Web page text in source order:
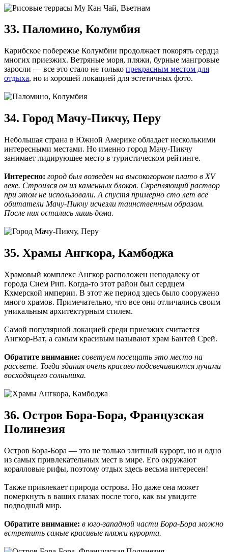
33. Паломино, Колумбия
Карибское побережье Колумбии продолжает покорять сердца
многих приезжих. Ветряные моря, пляжи, бурные мангровые
заросли — все это стало не только прекрасным местом для
отдыха, но и хорошей локацией для эстетичных фото.
34. Город Мачу-Пикчу, Перу
Небольшая страна в Южной Америке обладает несколькими
интересными местами. Но именно город Мачу-Пикчу
занимает лидирующее место в туристическом рейтинге.
Интересно: город был возведен на высокогорном плато в XV
веке. Строился он из каменных блоков. Скрепляющий раствор
при этом не использовали. А спустя примерно сто лет все
обитатели Мачу-Пикчу исчезли таинственным образом.
После них остались лишь дома.
35. Храмы Ангкора, Камбоджа
Храмовый комплекс Ангкор расположен неподалеку от
города Сием Рип. Когда-то этот район был сердцем
Кхмерской империи. В этот же период здесь было сооружено
много храмов. Примечательно, что все они отличались своим
уникальным архитектурным стилем.
Самой популярной локацией среди приезжих считается
Ангкор-Ват, а самым красивым называют храм Бантей Срей.
Обратите внимание: советуем посещать это место на
рассвете. Тогда здания очень красиво подсвечиваются лучами
восходящего солнышка.
36. Остров Бора-Бора, Французская
Полинезия
Остров Бора-Бора — это не только элитный курорт, но и одно
из самых привлекательных мест в мире. Его окружают
коралловые рифы, поэтому отдых здесь весьма интересен!
Также привлекает природа острова. Но даже она может
померкнуть в ваших глазах после того, как вы увидите
подводный мир.
Обратите внимание: в юго-западной части Бора-Бора можно
встретить самые красивые пляжи курорта.